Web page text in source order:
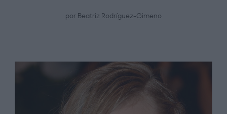
por Beatriz Rodríguez-Gimeno